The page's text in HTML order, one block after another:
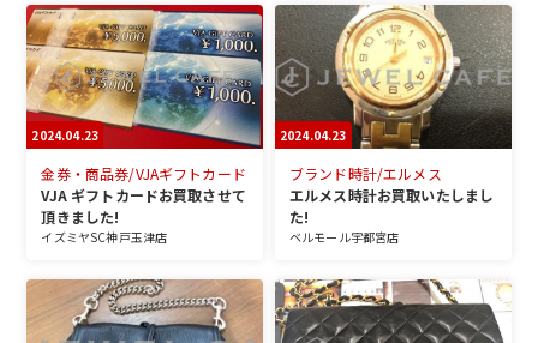
2024.04.23
金券・商品券/VJAギフトカード
VJA ギフトカードお買取させて
頂きました!
イズミヤSC神戸玉津店
2024.04.23
ブランド時計/エルメス
エルメス時計お買取いたしまし
た!
ベルモール宇都宮店